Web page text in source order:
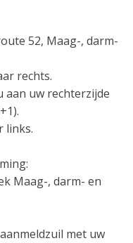
52, Maag-, darm-
rechts.
aan uw rechterzijde
links.
Maag-, darm- en
met uw